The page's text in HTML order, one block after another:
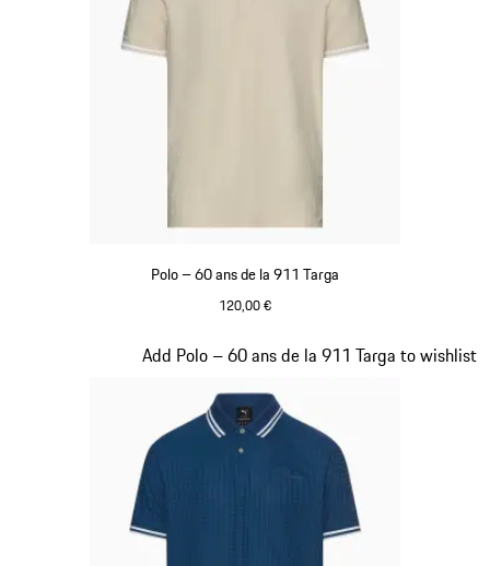
Polo – 60 ans de la 911 Targa
120,00 €
Add Polo – 60 ans de la 911 Targa to wishlist
Diapositive 10 sur 20